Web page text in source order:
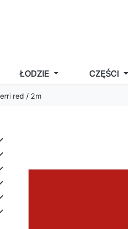
ŁODZIE CZĘŚCI
red / 2m